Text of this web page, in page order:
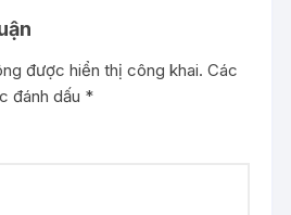
được hiển thị công khai. Các
đánh dấu *